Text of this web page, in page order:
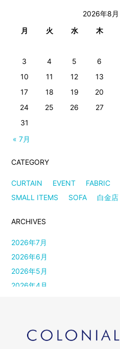
2026年8月
月
火 水 木
« 7月
3
4 5 6
10
11 12 13
17
18 19 20
24
25 26 27
31
CATEGORY
CURTAIN EVENT FABRIC
SMALL ITEMS
SOFA 白金店
ARCHIVES
2026年7月
2026年6月
2026年5月
2026年4月
2026年1月
2025年12月